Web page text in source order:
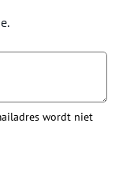
wordt niet